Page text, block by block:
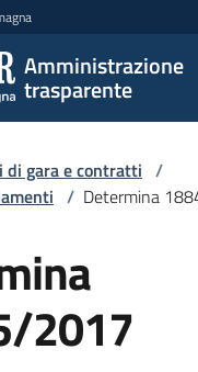
Amministrazione
trasparente
di gara e contratti /
/ Determina
2017